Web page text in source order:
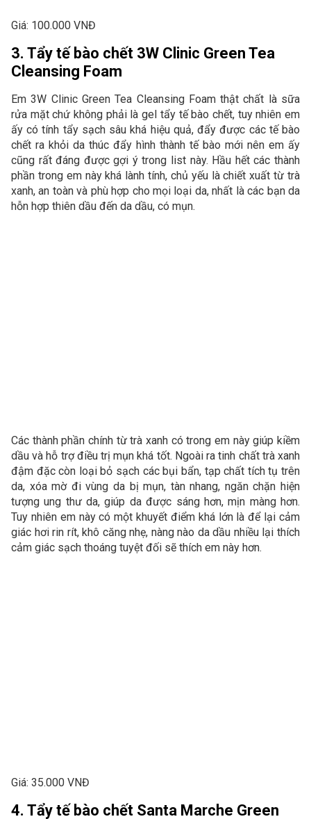
Giá: 100.000 VNĐ
3. Tẩy tế bào chết 3W Clinic Green Tea
Cleansing Foam
Em 3W Clinic Green Tea Cleansing Foam thật chất là sữa
rửa mặt chứ không phải là gel tẩy tế bào chết, tuy nhiên em
ấy có tính tẩy sạch sâu khá hiệu quả, đẩy được các tế bào
chết ra khỏi da thúc đẩy hình thành tế bào mới nên em ấy
cũng rất đáng được gợi ý trong list này. Hầu hết các thành
phần trong em này khá lành tính, chủ yếu là chiết xuất từ trà
xanh, an toàn và phù hợp cho mọi loại da, nhất là các bạn da
hỗn hợp thiên dầu đến da dầu, có mụn.
Các thành phần chính từ trà xanh có trong em này giúp kiềm
dầu và hỗ trợ điều trị mụn khá tốt. Ngoài ra tinh chất trà xanh
đậm đặc còn loại bỏ sạch các bụi bẩn, tạp chất tích tụ trên
da, xóa mờ đi vùng da bị mụn, tàn nhang, ngăn chặn hiện
tượng ung thư da, giúp da được sáng hơn, mịn màng hơn.
Tuy nhiên em này có một khuyết điểm khá lớn là để lại cảm
giác hơi rin rít, khô căng nhẹ, nàng nào da dầu nhiều lại thích
cảm giác sạch thoáng tuyệt đối sẽ thích em này hơn.
Giá: 35.000 VNĐ
4. Tẩy tế bào chết Santa Marche Green